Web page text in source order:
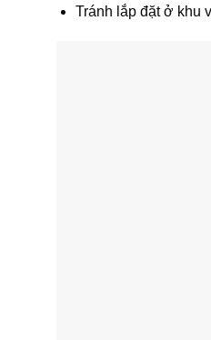
Tránh lắp đặt ở khu